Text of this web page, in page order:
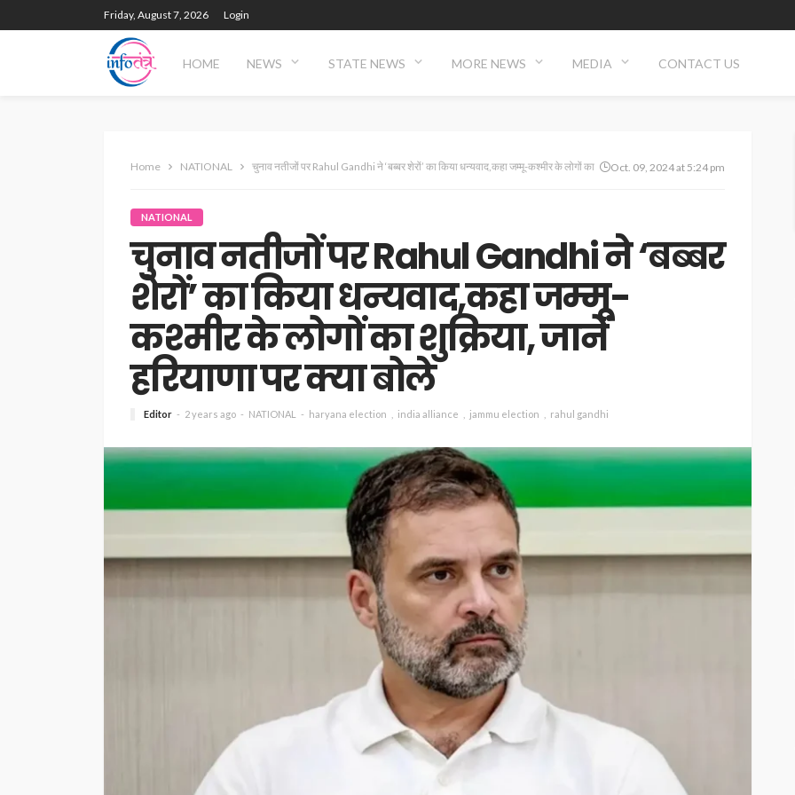
Friday, August 7, 2026 Login
HOME NEWS STATE NEWS MORE NEWS MEDIA CONTACT US
Home NATIONAL चुनाव नतीजों पर Rahul Gandhi ने ‘बब्बर शेरों’ का किया धन्यवाद,कहा जम्मू-कश्मीर के लोगों का शुक्रिया, जानें हरियाणा पर क्या बोले
Oct. 09, 2024 at 5:24 pm
NATIONAL
चुनाव नतीजों पर Rahul Gandhi ने ‘बब्बर
शेरों’ का किया धन्यवाद,कहा जम्मू-
कश्मीर के लोगों का शुक्रिया, जानें
हरियाणा पर क्या बोले
Editor 2 years ago NATIONAL haryana election india alliance jammu election rahul gandhi
MADHYA PRADESH
दो दशक बाद एमपी में फिर से शुरू
होंगी राज्य परिवहन की बसें
Madhya pradesh parivahan
nigam
mp ki khabar
mp news
INFORMATION NATIONAL
वक्फ संशोधन बिल को सुप्रीम
कोर्ट में चुनौती
Editor